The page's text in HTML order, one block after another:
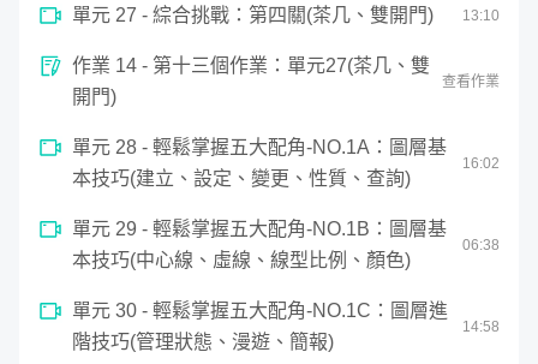
單元 27 - 綜合挑戰：第四關(茶几、雙開門) 13:10
作業 14 - 第十三個作業：單元27(茶几、雙
開門)
查看作業
單元 28 - 輕鬆掌握五大配角-NO.1A：圖層基
本技巧(建立、設定、變更、性質、查詢)
16:02
單元 29 - 輕鬆掌握五大配角-NO.1B：圖層基
本技巧(中心線、虛線、線型比例、顏色)
06:38
單元 30 - 輕鬆掌握五大配角-NO.1C：圖層進
階技巧(管理狀態、漫遊、簡報)
14:58